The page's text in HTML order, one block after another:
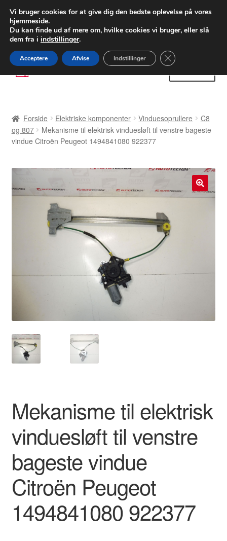
LEVERING fra 55 kr.
FEDEX verdensomspændende forsendelse
80 82 72 02
Spring
til
Spring
til
Betalinger
Klageprocedure
Om os
Forside Elektriske komponenter Vinduesoprullere
C8
og 807
Mekanisme til elektrisk vinduesløft til venstre bageste
vindue Citroën Peugeot 1494841080 922377
🔍
Mekanisme til elektrisk
vinduesløft til venstre
bageste vindue
Citroën Peugeot
1494841080 922377
Vi bruger cookies for at give dig den bedste oplevelse på vores
hjemmeside.
Du kan finde ud af mere om, hvilke cookies vi bruger, eller slå
dem fra i indstillinger.
Acceptere Afvise Indstillinger Close GDPR